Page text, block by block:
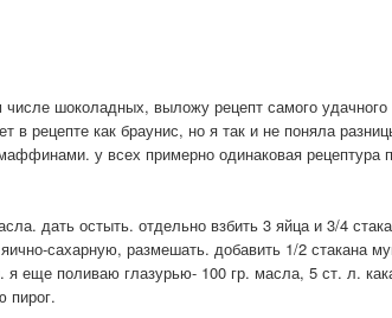
шоколадных, выложу рецепт самого удачного
в рецепте как браунис, но я так и не поняла
у всех примерно одинаковая рецептура
дать остыть. отдельно взбить 3 яйца и 3/4
сахарную, размешать. добавить 1/2 стакана
еще поливаю глазурью- 100 гр. масла, 5 ст. л.
пирог.